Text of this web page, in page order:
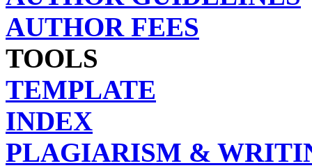
AUTHOR FEES
TOOLS
TEMPLATE
INDEX
PLAGIARISM &